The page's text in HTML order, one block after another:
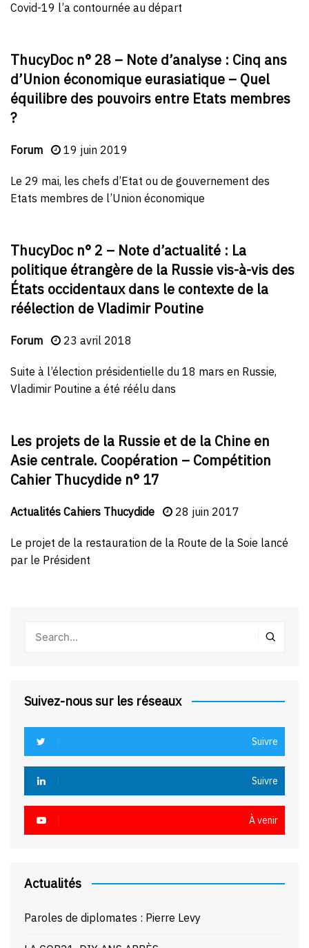
Covid-19 l’a contournée au départ
ThucyDoc n° 28 – Note d’analyse : Cinq ans
d’Union économique eurasiatique – Quel
équilibre des pouvoirs entre Etats membres
?
Forum 19 juin 2019
Le 29 mai, les chefs d’Etat ou de gouvernement des
Etats membres de l’Union économique
ThucyDoc n° 2 – Note d’actualité : La
politique étrangère de la Russie vis-à-vis des
États occidentaux dans le contexte de la
réélection de Vladimir Poutine
Forum 23 avril 2018
Suite à l’élection présidentielle du 18 mars en Russie,
Vladimir Poutine a été réélu dans
Les projets de la Russie et de la Chine en
Asie centrale. Coopération – Compétition
Cahier Thucydide n° 17
Actualités Cahiers Thucydide 28 juin 2017
Le projet de la restauration de la Route de la Soie lancé
par le Président
Suivez-nous sur les réseaux
Suivre
Suivre
À venir
Actualités
Paroles de diplomates : Pierre Levy